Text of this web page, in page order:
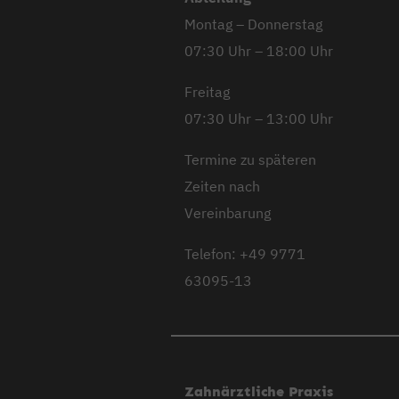
Montag – Donnerstag
07:30 Uhr – 18:00 Uhr
Freitag
07:30 Uhr – 13:00 Uhr
Termine zu späteren
Zeiten nach
Vereinbarung
Telefon: +49 9771
63095-13
Zahnärztliche Praxis